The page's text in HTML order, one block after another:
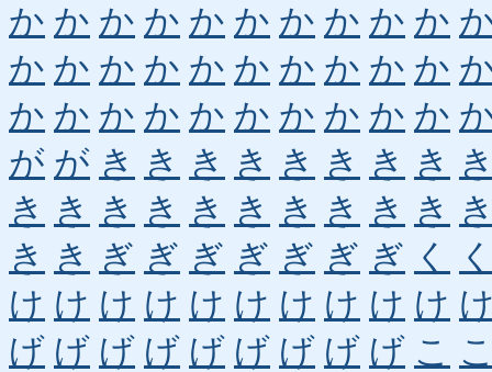
か か か か か か か か か か
か か か か か か か か か か
か か か か か か か か か か
が が き き き き き き き き
き き き き き き き き き き
き き ぎ ぎ ぎ ぎ ぎ ぎ ぎ く
け け け け け け け け け け
げ げ げ げ げ げ げ げ げ こ